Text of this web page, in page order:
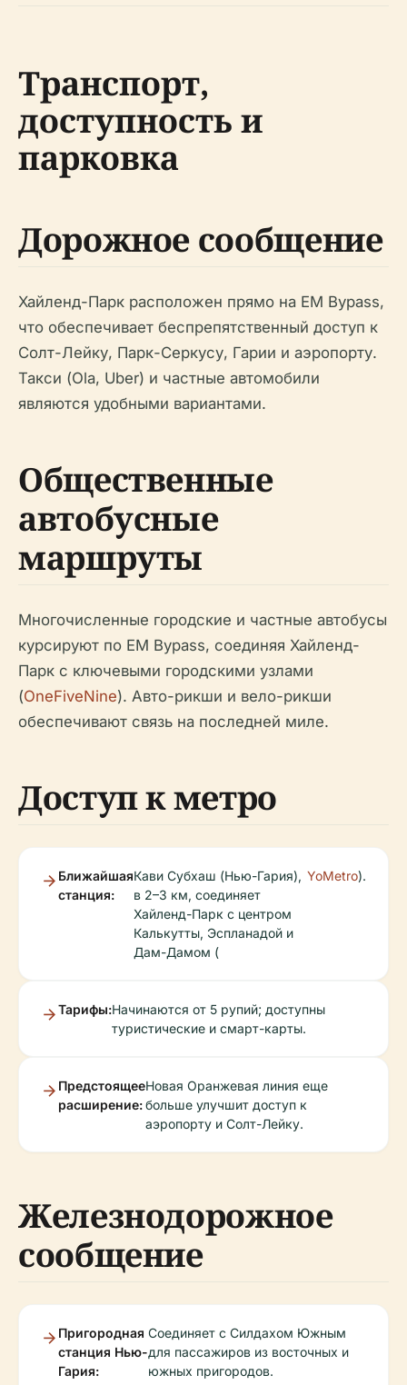
Транспорт,
доступность и
парковка
Дорожное сообщение
Хайленд-Парк расположен прямо на EM Bypass,
что обеспечивает беспрепятственный доступ к
Солт-Лейку, Парк-Серкусу, Гарии и аэропорту.
Такси (Ola, Uber) и частные автомобили
являются удобными вариантами.
Общественные
автобусные
маршруты
Многочисленные городские и частные автобусы
курсируют по EM Bypass, соединяя Хайленд-
Парк с ключевыми городскими узлами
(OneFiveNine). Авто-рикши и вело-рикши
обеспечивают связь на последней миле.
Доступ к метро
Ближайшая
станция:
Кави Субхаш (Нью-Гария),
в 2–3 км, соединяет
Хайленд-Парк с центром
Калькутты, Эспланадой и
Дам-Дамом (
YoMetro).
Тарифы:Начинаются от 5 рупий; доступны
туристические и смарт-карты.
Предстоящее
расширение:
Новая Оранжевая линия еще
больше улучшит доступ к
аэропорту и Солт-Лейку.
Железнодорожное
сообщение
Пригородная
станция Нью-
Гария:
Соединяет с Силдахом Южным
для пассажиров из восточных и
южных пригородов.